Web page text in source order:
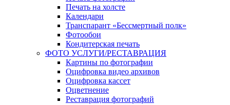
Печать на холсте
Календари
Транспарант «Бессмертный полк»
Фотообои
Кондитерская печать
ФОТО УСЛУГИ/РЕСТАВРАЦИЯ
Картины по фотографии
Оцифровка видео архивов
Оцифровка кассет
Оцветнение
Реставрация фотографий